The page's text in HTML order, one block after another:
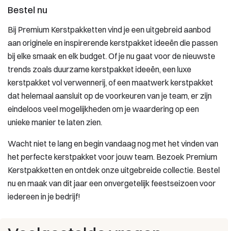
Bestel nu
Bij Premium Kerstpakketten vind je een uitgebreid aanbod
aan originele en inspirerende kerstpakket ideeën die passen
bij elke smaak en elk budget. Of je nu gaat voor de nieuwste
trends zoals duurzame kerstpakket ideeën, een luxe
kerstpakket vol verwennerij, of een maatwerk kerstpakket
dat helemaal aansluit op de voorkeuren van je team, er zijn
eindeloos veel mogelijkheden om je waardering op een
unieke manier te laten zien.
Wacht niet te lang en begin vandaag nog met het vinden van
het perfecte kerstpakket voor jouw team. Bezoek Premium
Kerstpakketten en ontdek onze uitgebreide collectie. Bestel
nu en maak van dit jaar een onvergetelijk feestseizoen voor
iedereen in je bedrijf!